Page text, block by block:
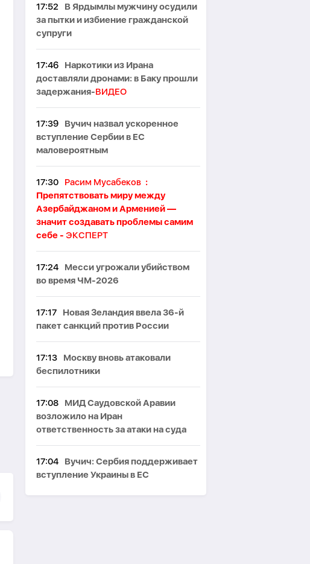
17:52
В Ярдымлы мужчину осудили
за пытки и избиение гражданской
супруги
17:46
Наркотики из Ирана
доставляли дронами: в Баку прошли
задержания-ВИДЕО
17:39
Вучич назвал ускоренное
вступление Сербии в ЕС
маловероятным
17:30 Расим Мусабеков :
Препятствовать миру между
Азербайджаном и Арменией —
значит создавать проблемы самим
себе - ЭКСПЕРТ
17:24
Месси угрожали убийством
во время ЧМ-2026
17:17
Новая Зеландия ввела 36-й
пакет санкций против России
17:13
Москву вновь атаковали
беспилотники
17:08
МИД Саудовской Аравии
возложило на Иран
ответственность за атаки на суда
17:04
Вучич: Сербия поддерживает
вступление Украины в ЕС